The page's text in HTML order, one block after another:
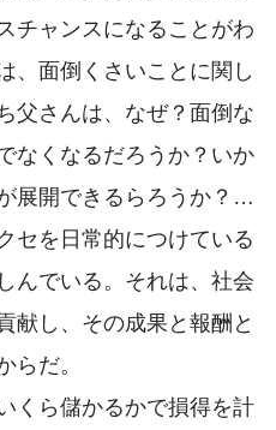
チャンスになることがわ
、面倒くさいことに関し
父さんは、なぜ？面倒な
なくなるだろうか？いか
展開できるらろうか？…
セを日常的につけている
んでいる。それは、社会
献し、その成果と報酬と
らだ。
くら儲かるかで損得を計